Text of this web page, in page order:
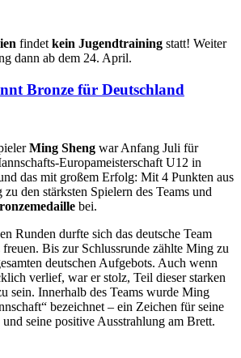
findet kein Jugendtraining statt! Weiter
dann ab dem 24. April.
Bronze für Deutschland
Ming Sheng war Anfang Juli für
Europameisterschaft U12 in
das mit großem Erfolg: Mit 4 Punkten aus
den stärksten Spielern des Teams und
bei.
Runden durfte sich das deutsche Team
freuen. Bis zur Schlussrunde zählte Ming zu
deutschen Aufgebots. Auch wenn
verlief, war er stolz, Teil dieser starken
sein. Innerhalb des Teams wurde Ming
bezeichnet – ein Zeichen für seine
seine positive Ausstrahlung am Brett.